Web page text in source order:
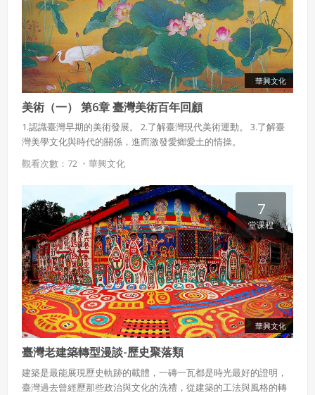
華興文化
美術（一） 第6章 臺灣美術百年回顧
1.認識臺灣早期的美術發展。 2.了解臺灣現代美術運動。 3.了解臺
灣美學文化與時代的關係，進而激發愛鄉愛土的情操。
觀看次數：72 ・ 華興文化
華興文化
7
堂课程
臺灣老建築轉型漫談-歷史聚落類
建築是最能展現歷史軌跡的載體，一磚一瓦都是時光最好的證明，
臺灣過去曾經歷那些政治與文化的洗禮，從建築的工法與風格的轉